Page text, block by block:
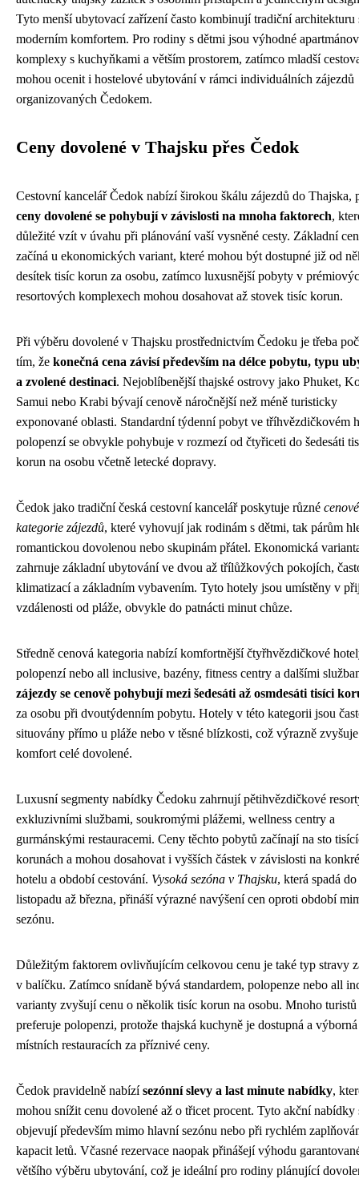
Tyto menší ubytovací zařízení často kombinují tradiční architekturu
moderním komfortem. Pro rodiny s dětmi jsou výhodné
komplexy s kuchyňkami a větším prostorem, zatímco mladší
mohou ocenit i hostelové ubytování v rámci individuálních zájezdů
organizovaných Čedokem.
Ceny dovolené v Thajsku přes Čedok
Cestovní kancelář Čedok nabízí širokou škálu zájezdů do Thajska,
ceny dovolené se pohybují v závislosti na mnoha faktorech,
důležité vzít v úvahu při plánování vaší vysněné cesty. Základní
začíná u ekonomických variant, které mohou být dostupné již od
desítek tisíc korun za osobu, zatímco luxusnější pobyty v
resortových komplexech mohou dosahovat až stovek tisíc korun.
Při výběru dovolené v Thajsku prostřednictvím Čedoku je třeba
tím, že konečná cena závisí především na délce pobytu, typu
a zvolené destinaci. Nejoblíbenější thajské ostrovy jako Phuket,
Samui nebo Krabi bývají cenově náročnější než méně turisticky
exponované oblasti. Standardní týdenní pobyt ve tříhvězdičkovém
polopenzí se obvykle pohybuje v rozmezí od čtyřiceti do šedesáti
korun na osobu včetně letecké dopravy.
Čedok jako tradiční česká cestovní kancelář poskytuje různé cenové
kategorie zájezdů, které vyhovují jak rodinám s dětmi, tak párům
romantickou dovolenou nebo skupinám přátel. Ekonomická
zahrnuje základní ubytování ve dvou až třílůžkových pokojích,
klimatizací a základním vybavením. Tyto hotely jsou umístěny v
vzdálenosti od pláže, obvykle do patnácti minut chůze.
Středně cenová kategoria nabízí komfortnější čtyřhvězdičkové
polopenzí nebo all inclusive, bazény, fitness centry a dalšími
zájezdy se cenově pohybují mezi šedesáti až osmdesáti tisíci
za osobu při dvoutýdenním pobytu. Hotely v této kategorii jsou
situovány přímo u pláže nebo v těsné blízkosti, což výrazně zvyšuje
komfort celé dovolené.
Luxusní segmenty nabídky Čedoku zahrnují pětihvězdičkové
exkluzivními službami, soukromými plážemi, wellness centry a
gurmánskými restauracemi. Ceny těchto pobytů začínají na sto
korunách a mohou dosahovat i vyšších částek v závislosti na
hotelu a období cestování. Vysoká sezóna v Thajsku, která spadá
listopadu až března, přináší výrazné navýšení cen oproti období
sezónu.
Důležitým faktorem ovlivňujícím celkovou cenu je také typ stravy
v balíčku. Zatímco snídaně bývá standardem, polopenze nebo all
varianty zvyšují cenu o několik tisíc korun na osobu. Mnoho turistů
preferuje polopenzi, protože thajská kuchyně je dostupná a
místních restauracích za příznivé ceny.
Čedok pravidelně nabízísezónní slevy a last minute nabídky,
mohou snížit cenu dovolené až o třicet procent. Tyto akční nabídky
objevují především mimo hlavní sezónu nebo při rychlém
kapacit letů. Včasné rezervace naopak přinášejí výhodu
většího výběru ubytování, což je ideální pro rodiny plánující